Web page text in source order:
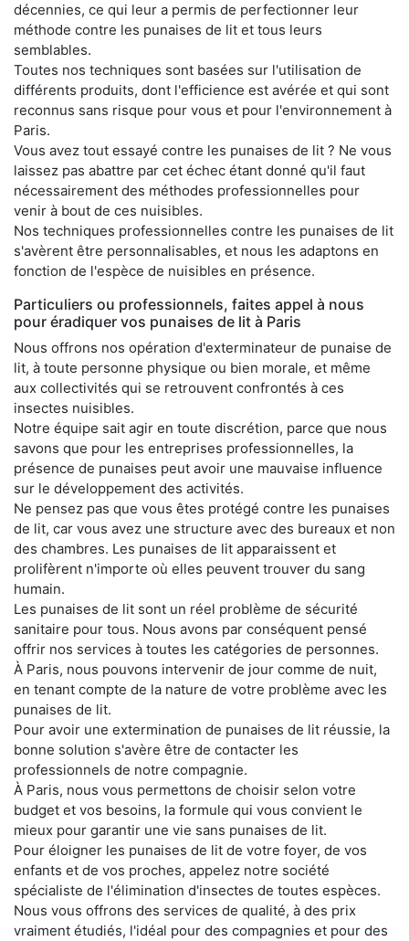
décennies, ce qui leur a permis de perfectionner leur
méthode contre les punaises de lit et tous leurs
semblables.
Toutes nos techniques sont basées sur l'utilisation de
différents produits, dont l'efficience est avérée et qui sont
reconnus sans risque pour vous et pour l'environnement à
Paris.
Vous avez tout essayé contre les punaises de lit ? Ne vous
laissez pas abattre par cet échec étant donné qu'il faut
nécessairement des méthodes professionnelles pour
venir à bout de ces nuisibles.
Nos techniques professionnelles contre les punaises de lit
s'avèrent être personnalisables, et nous les adaptons en
fonction de l'espèce de nuisibles en présence.
Particuliers ou professionnels, faites appel à nous
pour éradiquer vos punaises de lit à Paris
Nous offrons nos opération d'exterminateur de punaise de
lit, à toute personne physique ou bien morale, et même
aux collectivités qui se retrouvent confrontés à ces
insectes nuisibles.
Notre équipe sait agir en toute discrétion, parce que nous
savons que pour les entreprises professionnelles, la
présence de punaises peut avoir une mauvaise influence
sur le développement des activités.
Ne pensez pas que vous êtes protégé contre les punaises
de lit, car vous avez une structure avec des bureaux et non
des chambres. Les punaises de lit apparaissent et
prolifèrent n'importe où elles peuvent trouver du sang
humain.
Les punaises de lit sont un réel problème de sécurité
sanitaire pour tous. Nous avons par conséquent pensé
offrir nos services à toutes les catégories de personnes.
À Paris, nous pouvons intervenir de jour comme de nuit,
en tenant compte de la nature de votre problème avec les
punaises de lit.
Pour avoir une extermination de punaises de lit réussie, la
bonne solution s'avère être de contacter les
professionnels de notre compagnie.
À Paris, nous vous permettons de choisir selon votre
budget et vos besoins, la formule qui vous convient le
mieux pour garantir une vie sans punaises de lit.
Pour éloigner les punaises de lit de votre foyer, de vos
enfants et de vos proches, appelez notre société
spécialiste de l'élimination d'insectes de toutes espèces.
Nous vous offrons des services de qualité, à des prix
vraiment étudiés, l'idéal pour des compagnies et pour des